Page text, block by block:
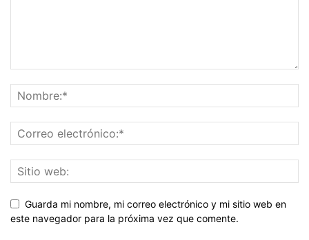
Guarda mi nombre, mi correo electrónico y mi sitio web en
este navegador para la próxima vez que comente.